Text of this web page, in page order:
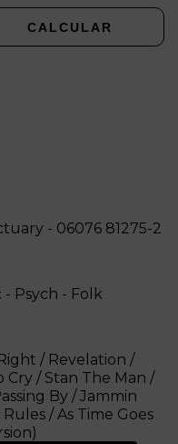
ALTERAR CEP
CALCULAR
- 06076 81275-2
- Psych - Folk
/ Revelation /
Cry / Stan The Man /
By / Jammin
/ As Time Goes